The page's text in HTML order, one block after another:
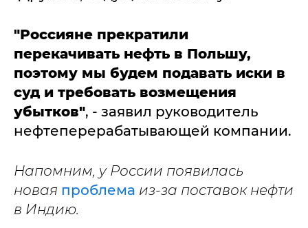
"Россияне прекратили
перекачивать нефть в Польшу,
поэтому мы будем подавать иски в
суд и требовать возмещения
убытков", - заявил руководитель
нефтеперерабатывающей компании.
Напомним, у России появилась
новая проблема из-за поставок нефти
в Индию.